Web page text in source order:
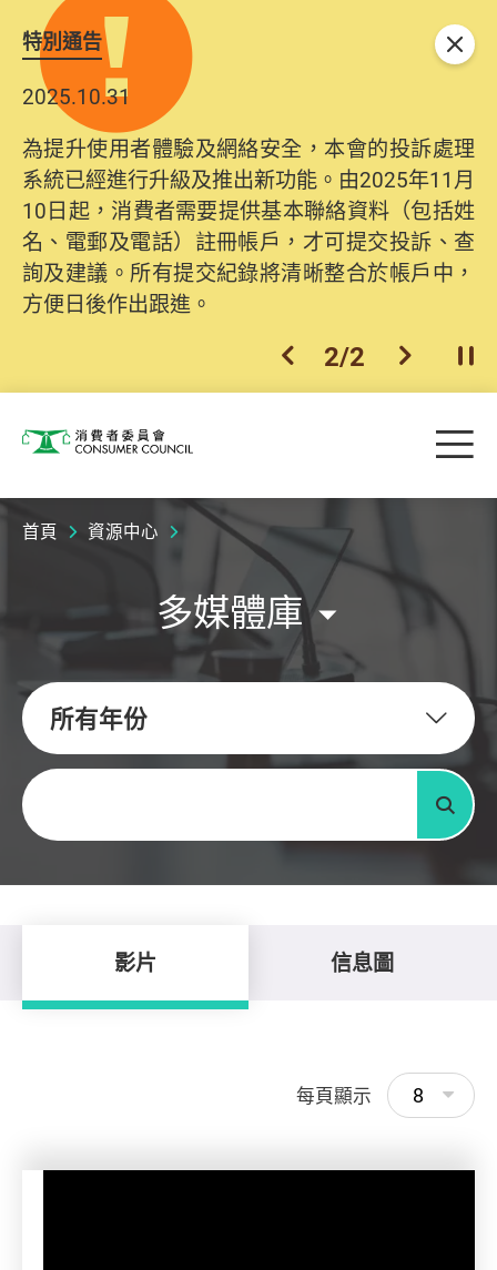
特別通告
2025.10.31
為提升使用者體驗及網絡安全，本會的投訴處理
系統已經進行升級及推出新功能。由2025年11月
10日起，消費者需要提供基本聯絡資料（包括姓
名、電郵及電話）註冊帳戶，才可提交投訴、查
詢及建議。所有提交紀錄將清晰整合於帳戶中，
方便日後作出跟進。
上一個
2/2 下一個開
關閉
消費者委員會 目
首頁 資源中心
多媒體庫
所有年份
關鍵字
搜尋
影片 信息圖
每頁顯示 8